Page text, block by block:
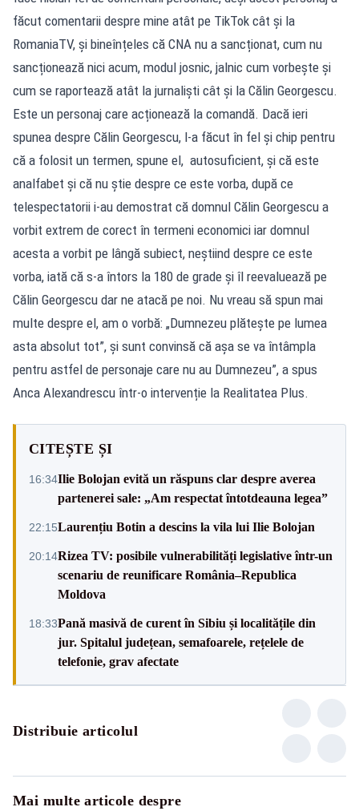
făcut comentarii despre mine atât pe TikTok cât și la
RomaniaTV, și bineînțeles că CNA nu a sancționat, cum nu
sancționează nici acum, modul josnic, jalnic cum vorbește și
cum se raportează atât la jurnaliști cât și la Călin Georgescu.
Este un personaj care acționează la comandă. Dacă ieri
spunea despre Călin Georgescu, l-a făcut în fel și chip pentru
că a folosit un termen, spune el, autosuficient, și că este
analfabet și că nu știe despre ce este vorba, după ce
telespectatorii i-au demostrat că domnul Călin Georgescu a
vorbit extrem de corect în termeni economici iar domnul
acesta a vorbit pe lângă subiect, neștiind despre ce este
vorba, iată că s-a întors la 180 de grade și îl reevaluează pe
Călin Georgescu dar ne atacă pe noi. Nu vreau să spun mai
multe despre el, am o vorbă: „Dumnezeu plătește pe lumea
asta absolut tot”, și sunt convinsă că așa se va întâmpla
pentru astfel de personaje care nu au Dumnezeu”, a spus
Anca Alexandrescu într-o intervenție la Realitatea Plus.
CITEȘTE ȘI
16:34Ilie Bolojan evită un răspuns clar despre averea
partenerei sale: „Am respectat întotdeauna legea”
22:15Laurențiu Botin a descins la vila lui Ilie Bolojan
20:14Rizea TV: posibile vulnerabilități legislative într-un
scenariu de reunificare România–Republica
Moldova
18:33Pană masivă de curent în Sibiu și localitățile din
jur. Spitalul județean, semafoarele, rețelele de
telefonie, grav afectate
Distribuie articolul
Mai multe articole despre